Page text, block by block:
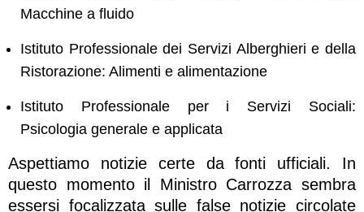
Macchine a fluido
Istituto Professionale dei Servizi Alberghieri e della
Ristorazione: Alimenti e alimentazione
Istituto Professionale per i Servizi Sociali:
Psicologia generale e applicata
Aspettiamo notizie certe da fonti ufficiali. In
questo momento il Ministro Carrozza sembra
essersi focalizzata sulle false notizie circolate